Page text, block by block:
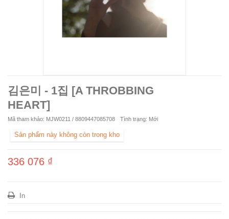
김은미 - 1집 [A THROBBING
HEART]
Mã tham khảo: MJW0211 / 8809447085708 Tình trạng: Mới
Sản phẩm này không còn trong kho
336 076 ₫
In